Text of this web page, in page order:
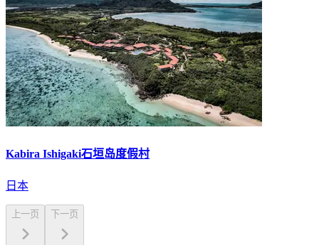
Kabira Ishigaki石垣岛度假村
日本
上一页 下一页